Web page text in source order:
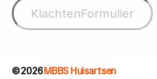
KlachtenFormulier
© 2026MBBS Huisartsen